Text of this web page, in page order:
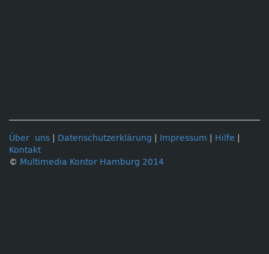
Über uns Datenschutzerklärung Impressum Hilfe
Kontakt
© Multimedia Kontor Hamburg 2014